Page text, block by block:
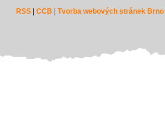
RSS |CCB |Tvorba webových stránek Brno